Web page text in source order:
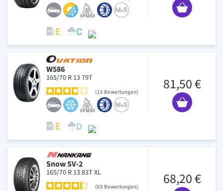
W586
165/70 R 13 79T
15 Bewertungen 81,50 €
Snow SV-2
165/70 R 13 83T XL
65 Bewertungen 68,20 €